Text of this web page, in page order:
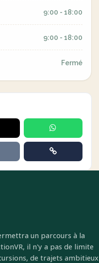
9:00 - 18:00
9:00 - 18:00
Fermé
un parcours à la
il n'y a pas de limite
de trajets ambitieux